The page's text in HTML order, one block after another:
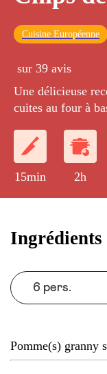
Cuisine Européenne
sur 39 avis
Une délicieuse
cuites au four à
15min 2h
6 pers.
Pomme(s) granny